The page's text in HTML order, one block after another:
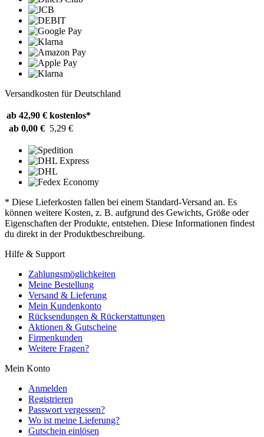
Versandkosten für Deutschland
ab 42,90 € kostenlos*
ab 0,00 € 5,29 €
* Diese Lieferkosten fallen bei einem Standard-Versand an. Es
können weitere Kosten, z. B. aufgrund des Gewichts, Größe oder
Eigenschaften der Produkte, entstehen. Diese Informationen findest
du direkt in der Produktbeschreibung.
Hilfe & Support
Zahlungsmöglichkeiten
Meine Bestellung
Versand & Lieferung
Mein Kundenkonto
Rücksendungen & Rückerstattungen
Aktionen & Gutscheine
Firmenkunden
Weitere Fragen?
Mein Konto
Anmelden
Registrieren
Passwort vergessen?
Wo ist meine Lieferung?
Gutschein einlösen